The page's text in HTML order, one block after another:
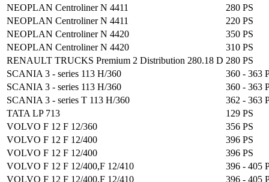
NEOPLAN Centroliner N 4411
280 PS
NEOPLAN Centroliner N 4411
220 PS
NEOPLAN Centroliner N 4420
350 PS
NEOPLAN Centroliner N 4420
310 PS
RENAULT TRUCKS Premium 2 Distribution 280.18 D 280 PS
SCANIA 3 - series 113 H/360
360 - 363
SCANIA 3 - series 113 H/360
360 - 363
SCANIA 3 - series T 113 H/360
362 - 363
TATA LP 713
129 PS
VOLVO F 12 F 12/360
356 PS
VOLVO F 12 F 12/400
396 PS
VOLVO F 12 F 12/400
396 PS
VOLVO F 12 F 12/400,F 12/410
396 - 405
VOLVO F 12 F 12/400,F 12/410
396 - 405